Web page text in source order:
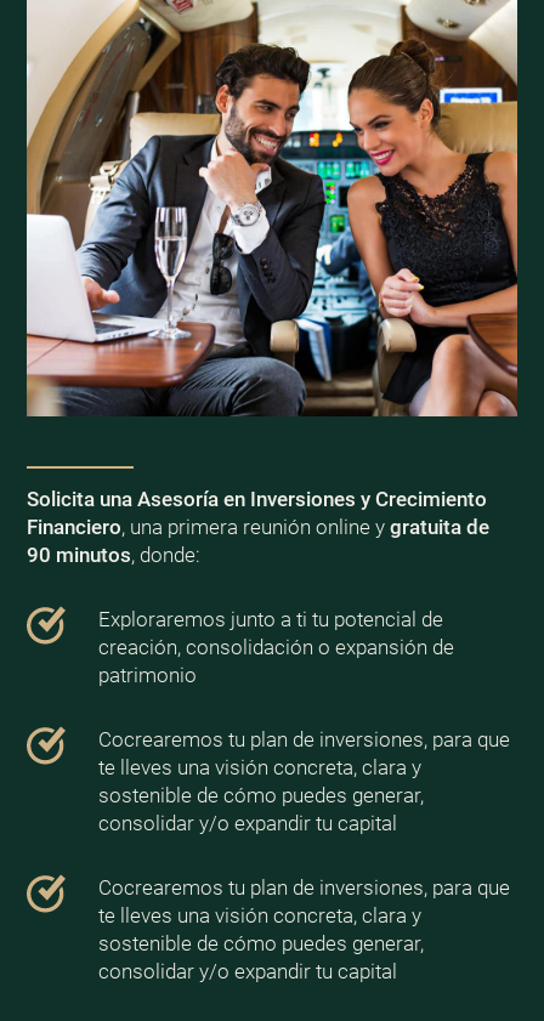
Solicita una Asesoría en Inversiones y Crecimiento
Financiero, una primera reunión online y gratuita de
90 minutos, donde:
Exploraremos junto a ti tu potencial de
creación, consolidación o expansión de
patrimonio
Cocrearemos tu plan de inversiones, para que
te lleves una visión concreta, clara y
sostenible de cómo puedes generar,
consolidar y/o expandir tu capital
Cocrearemos tu plan de inversiones, para que
te lleves una visión concreta, clara y
sostenible de cómo puedes generar,
consolidar y/o expandir tu capital